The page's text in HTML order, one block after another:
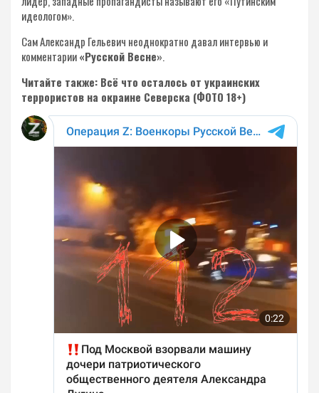
идеологом».
Сам Александр Гельевич неоднократно давал интервью и
комментарии«Русской Весне».
Читайте также: Всё что осталось от украинских
террористов на окраине Северска (ФОТО 18+)